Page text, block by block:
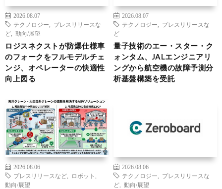
2026.08.07
テクノロジー
プレスリリースな
ど
動向/展望
ロジスネクストが防爆仕様車
のフォークをフルモデルチェ
ンジ、オペレーターの快適性
向上図る
2026.08.07
テクノロジー
プレスリリースな
ど
量子技術のエー・スター・ク
ォンタム、JALエンジニアリ
ングから航空機の故障予測分
析基盤構築を受託
2026.08.06
プレスリリースなど
ロボット
動向/展望
2026.08.06
テクノロジー
プレスリリースな
ど
動向/展望